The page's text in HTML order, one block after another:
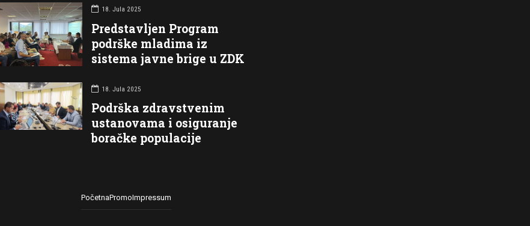
18. Jula 2025
Predstavljen Program
podrške mladima iz
sistema javne brige u ZDK
18. Jula 2025
Podrška zdravstvenim
ustanovama i osiguranje
boračke populacije
PočetnaPromoImpressum